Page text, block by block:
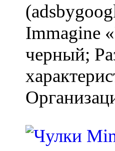
Immagine
черный;